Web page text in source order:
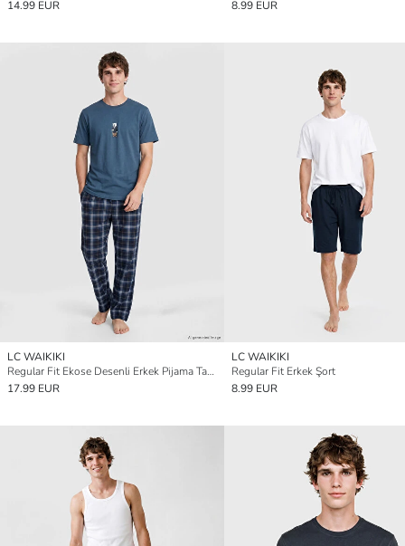
14.99 EUR 8.99 EUR
LC WAIKIKI
Regular Fit Ekose Desenli Erkek Pijama Takımı
17.99 EUR
LC WAIKIKI
Regular Fit Erkek Şort
8.99 EUR